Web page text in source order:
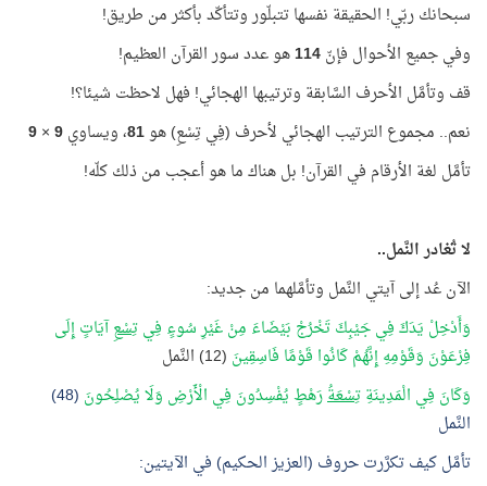
سبحانك ربّي! الحقيقة نفسها تتبلّور وتتأكّد بأكثر من طريق!
وفي جميع الأحوال فإنّ114هو عدد سور القرآن العظيم!
قف وتأمَّل الأحرف السَّابقة وترتيبها الهجائي! فهل لاحظت شيئا؟!
نعم.. مجموع الترتيب الهجائي لأحرف (فِي تِسْعِ) هو81، ويساوي9
×
9
تأمَّل لغة الأرقام في القرآن! بل هناك ما هو أعجب من ذلك كلّه!
لا تُغادر النَّمل..
الآن عُد إلى آيتي النَّمل وتأمَّلهما من جديد:
وَأَدْخِلْ يَدَكَ فِي جَيْبِكَ تَخْرُجْ بَيْضَاءَ مِنْ غَيْرِ سُوءٍ فِيتِسْعِآيَاتٍ إِلَى
فِرْعَوْنَ وَقَوْمِهِ إِنَّهُمْ كَانُوا قَوْمًا فَاسِقِينَ (12) النَّمل
وَكَانَ فِي الْمَدِينَةِتِسْعَةُرَهْطٍ يُفْسِدُونَ فِي الْأَرْضِ وَلَا يُصْلِحُونَ
(48)
النَّمل
تأمَّل كيف تكرَّرت حروف (العزيز الحكيم) في الآيتين: